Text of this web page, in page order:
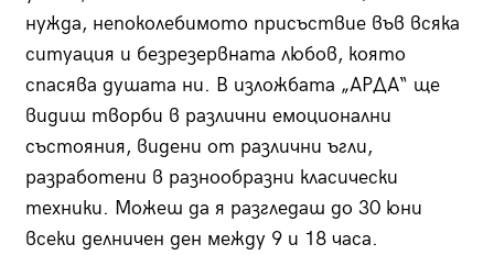
нужда, непоколебимото присъствие във всяка
ситуация и безрезервната любов, която
спасява душата ни. В изложбата „АРДА“ ще
видиш творби в различни емоционални
състояния, видени от различни ъгли,
разработени в разнообразни класически
техники. Можеш да я разгледаш до 30 юни
всеки делничен ден между 9 и 18 часа.